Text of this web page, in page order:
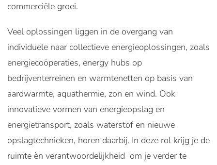
commerciële groei.
Veel oplossingen liggen in de overgang van
individuele naar collectieve energieoplossingen, zoals
energiecoöperaties, energy hubs op
bedrijventerreinen en warmtenetten op basis van
aardwarmte, aquathermie, zon en wind. Ook
innovatieve vormen van energieopslag en
energietransport, zoals waterstof en nieuwe
opslagtechnieken, horen daarbij. In deze rol krijg je de
ruimte èn verantwoordelijkheid om je verder te